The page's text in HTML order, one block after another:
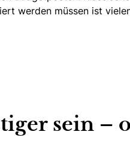
werden müssen ist
sein –